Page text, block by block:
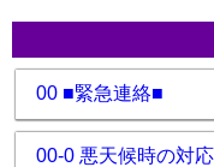
00 ■緊急連絡■
00-0 悪天候時の対応